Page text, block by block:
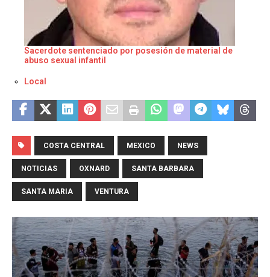
Sacerdote sentenciado por posesión de material de
abuso sexual infantil
Respecto a
Local
COSTA CENTRAL MEXICO NEWS
NOTICIAS OXNARD SANTA BARBARA
SANTA MARIA VENTURA